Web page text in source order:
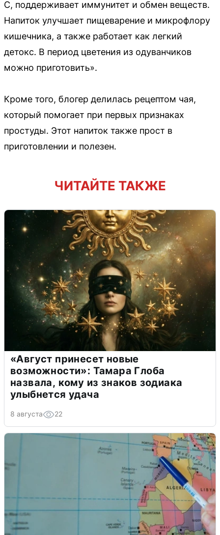
С, поддерживает иммунитет и обмен веществ.
Напиток улучшает пищеварение и микрофлору
кишечника, а также работает как легкий
детокс. В период цветения из одуванчиков
можно приготовить».
Кроме того, блогер делилась рецептом чая,
который помогает при первых признаках
простуды. Этот напиток также прост в
приготовлении и полезен.
ЧИТАЙТЕ ТАКЖЕ
«Август принесет новые
возможности»: Тамара Глоба
назвала, кому из знаков зодиака
улыбнется удача
8 августа 22